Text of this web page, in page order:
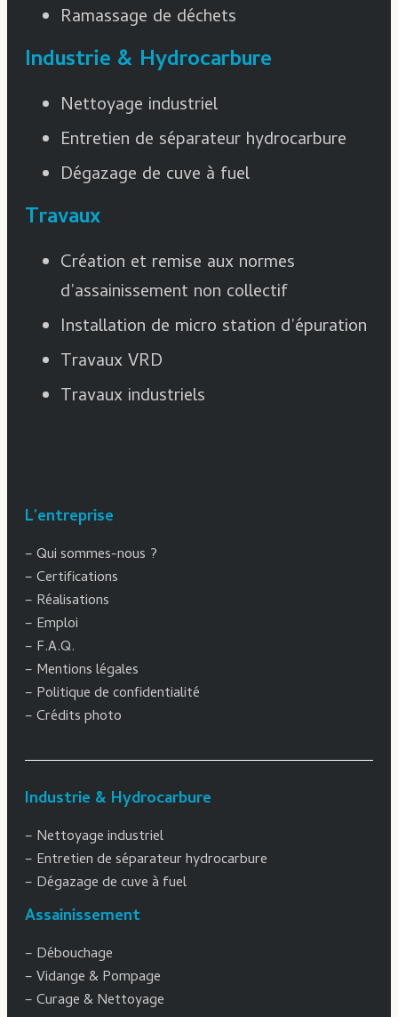
Ramassage de déchets
Industrie & Hydrocarbure
Nettoyage industriel
Entretien de séparateur hydrocarbure
Dégazage de cuve à fuel
Travaux
Création et remise aux normes
d’assainissement non collectif
Installation de micro station d’épuration
Travaux VRD
Travaux industriels
L'entreprise
–Qui sommes-nous ?
–Certifications
– Réalisations
– Emploi
– F.A.Q.
– Mentions légales
– Politique de confidentialité
–Crédits photo
Industrie & Hydrocarbure
– Nettoyage industriel
– Entretien de séparateur hydrocarbure
– Dégazage de cuve à fuel
Assainissement
– Débouchage
–Vidange & Pompage
–Curage & Nettoyage